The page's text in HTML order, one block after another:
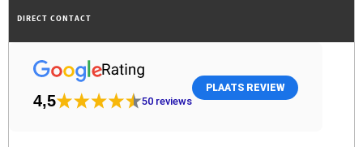
DIRECT CONTACT
4,5 50 reviews
PLAATS REVIEW